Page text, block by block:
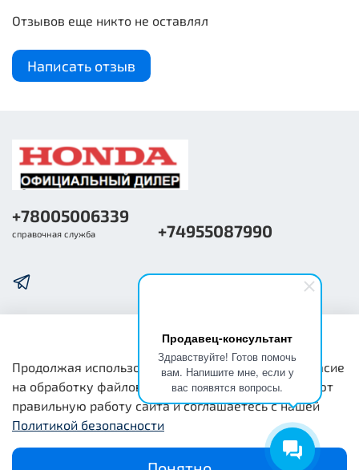
Продавец-консультант
Здравствуйте! Готов помочь
вам. Напишите мне, если у
вас появятся вопросы.
Отзывов еще никто не оставлял
Написать отзыв
Общая информация
Юридическая информация
+78005006339
справочная служба +74955087990
Продолжая использовать наш сайт, вы даете согласие
на обработку файлов cookie, которые обеспечивают
правильную работу сайта и соглашаетесь с нашей
Политикой безопасности